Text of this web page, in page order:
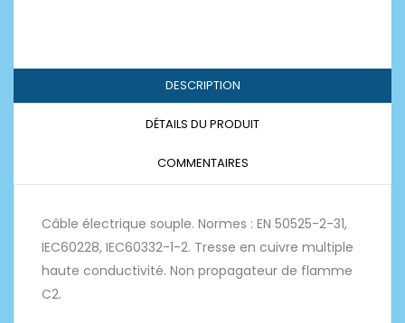
DESCRIPTION
DÉTAILS DU PRODUIT
COMMENTAIRES
Câble électrique souple. Normes : EN 50525-2-31,
IEC60228, IEC60332-1-2. Tresse en cuivre multiple
haute conductivité. Non propagateur de flamme
C2.